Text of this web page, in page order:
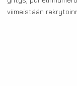
viimeistään